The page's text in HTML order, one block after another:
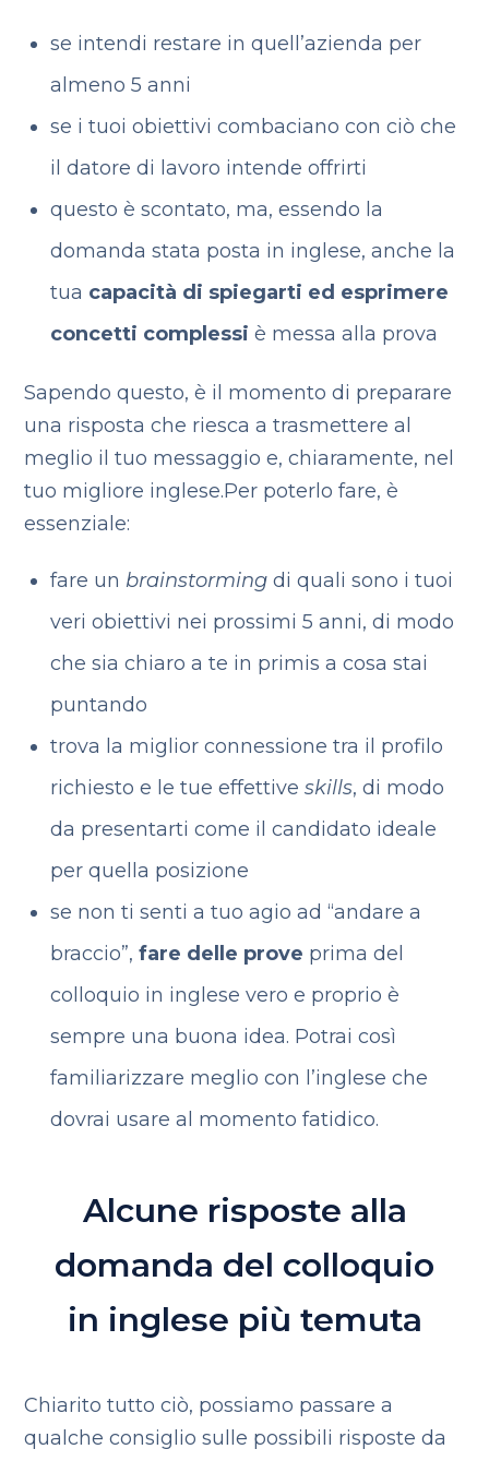
se intendi restare in quell’azienda per
almeno 5 anni
se i tuoi obiettivi combaciano con ciò che
il datore di lavoro intende offrirti
questo è scontato, ma, essendo la
domanda stata posta in inglese, anche la
tua capacità di spiegarti ed esprimere
concetti complessi è messa alla prova
Sapendo questo, è il momento di preparare
una risposta che riesca a trasmettere al
meglio il tuo messaggio e, chiaramente, nel
tuo migliore inglese.Per poterlo fare, è
essenziale:
fare un brainstormingdi quali sono i tuoi
veri obiettivi nei prossimi 5 anni, di modo
che sia chiaro a te in primis a cosa stai
puntando
trova la miglior connessione tra il profilo
richiesto e le tue effettive skills, di modo
da presentarti come il candidato ideale
per quella posizione
se non ti senti a tuo agio ad “andare a
braccio”, fare delle prove prima del
colloquio in inglese vero e proprio è
sempre una buona idea. Potrai così
familiarizzare meglio con l’inglese che
dovrai usare al momento fatidico.
Alcune risposte alla
domanda del colloquio
in inglese più temuta
Chiarito tutto ciò, possiamo passare a
qualche consiglio sulle possibili risposte da